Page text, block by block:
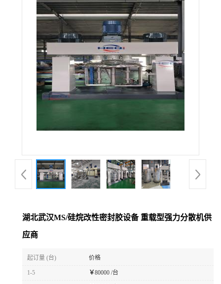
厅湖北武汉MS/硅烷改性密封胶设备 重载型强力分散机供
应商
起订量 (台) 价格
1-5 ￥80000 /台